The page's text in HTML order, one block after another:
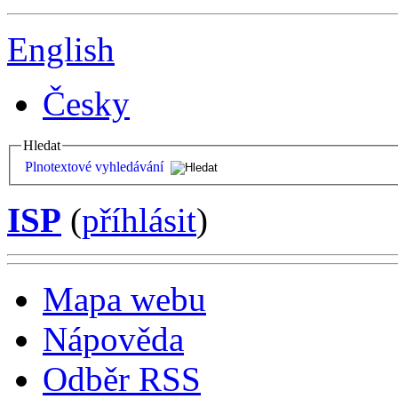
English
Česky
Hledat
Plnotextové vyhledávání
ISP (příhlásit)
Mapa webu
Nápověda
Odběr RSS